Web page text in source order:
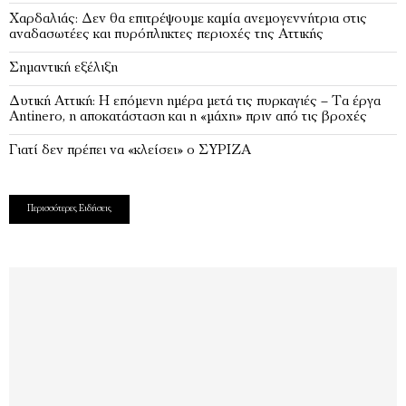
Χαρδαλιάς: Δεν θα επιτρέψουμε καμία ανεμογεννήτρια στις
αναδασωτέες και πυρόπληκτες περιοχές της Αττικής
Σημαντική εξέλιξη
Δυτική Αττική: Η επόμενη ημέρα μετά τις πυρκαγιές – Τα έργα
Antinero, η αποκατάσταση και η «μάχη» πριν από τις βροχές
Γιατί δεν πρέπει να «κλείσει» ο ΣΥΡΙΖΑ
Περισσότερες Ειδήσεις